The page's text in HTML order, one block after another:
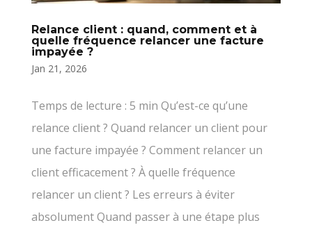
Relance client : quand, comment et à
quelle fréquence relancer une facture
impayée ?
Jan 21, 2026
Temps de lecture : 5 min Qu’est-ce qu’une
relance client ? Quand relancer un client pour
une facture impayée ? Comment relancer un
client efficacement ? À quelle fréquence
relancer un client ? Les erreurs à éviter
absolument Quand passer à une étape plus